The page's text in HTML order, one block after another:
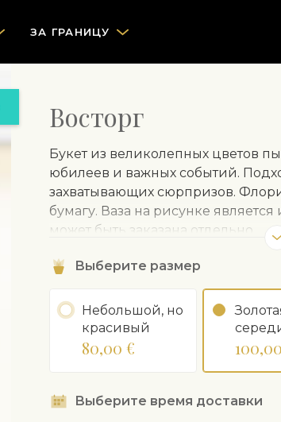
ЗА ГРАНИЦУ
Восторг
Букет из великолепных цветов
юбилеев и важных событий.
захватывающих сюрпризов.
бумагу. Ваза на рисунке
может быть заказана отдельно.
Выберите размер
Небольшой, но
красивый
80,00 €
Выберите время доставки